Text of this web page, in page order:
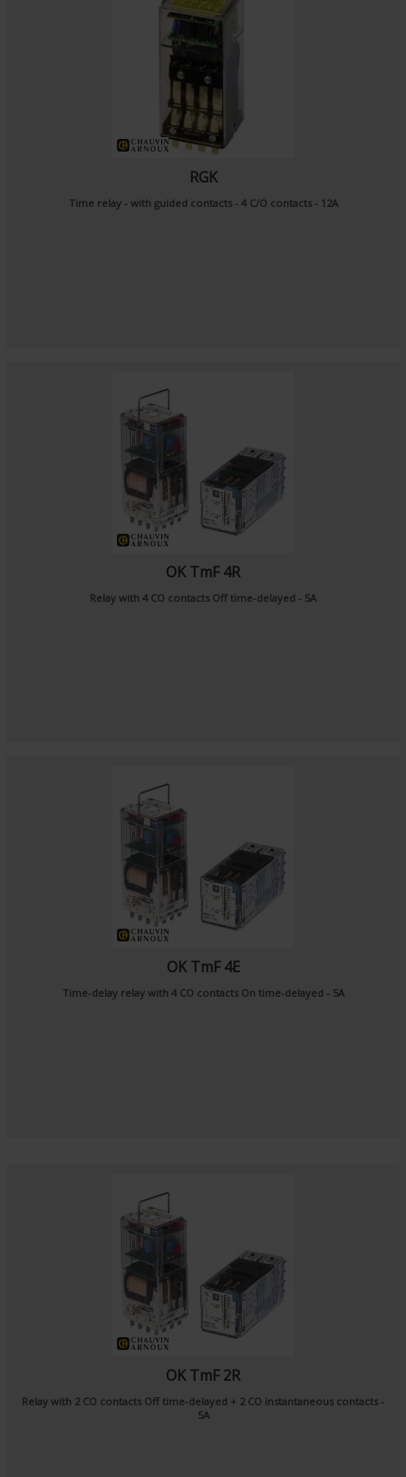
RGK
Time relay - with guided contacts - 4 C/O contacts - 12A
OK TmF 4R
Relay with 4 CO contacts Off time-delayed - 5A
OK TmF 4E
Time-delay relay with 4 CO contacts On time-delayed - 5A
OK TmF 2R
Relay with 2 CO contacts Off time-delayed + 2 CO instantaneous contacts -
5A